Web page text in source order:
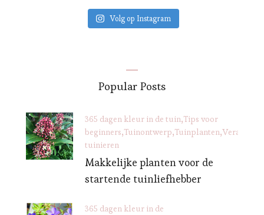
Volg op Instagram
Popular Posts
365 dagen kleur in de tuin Tips voor
beginners Tuinontwerp Tuinplanten
tuinieren
Makkelijke planten voor de
startende tuinliefhebber
365 dagen kleur in de